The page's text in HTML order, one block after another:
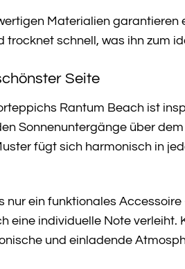
Materialien
trocknet schnell, was ihn zum
Seite
Rantum Beach ist
Sonnenuntergänge über
fügt sich harmonisch in
nur ein funktionales
eine individuelle Note
und einladende